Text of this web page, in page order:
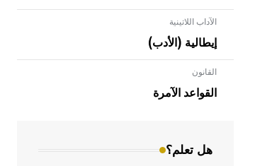
الآداب اللاتينية
إيطالية (الأدب)
القانون
القواعد الآمرة
هل تعلم؟
- هل تعلم أن الأبلق نوع من الفنون
الهندسية التي ارتبطت بالعمارة الإسلامية
في بلاد الشام ومصر خاصة، حيث يحرص